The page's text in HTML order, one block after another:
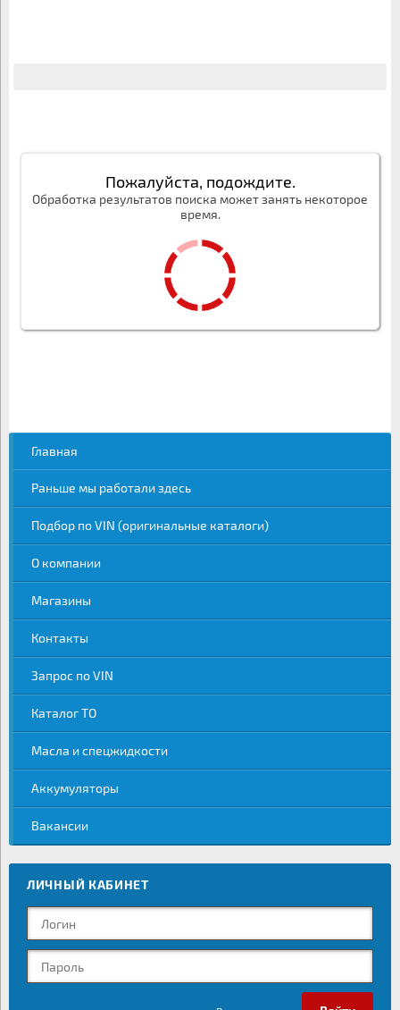
Пожалуйста, подождите.
Обработка результатов поиска может занять некоторое
время.
Главная
Раньше мы работали здесь
Подбор по VIN (оригинальные каталоги)
О компании
Магазины
Контакты
Запрос по VIN
Каталог ТО
Масла и спецжидкости
Аккумуляторы
Вакансии
ЛИЧНЫЙ КАБИНЕТ